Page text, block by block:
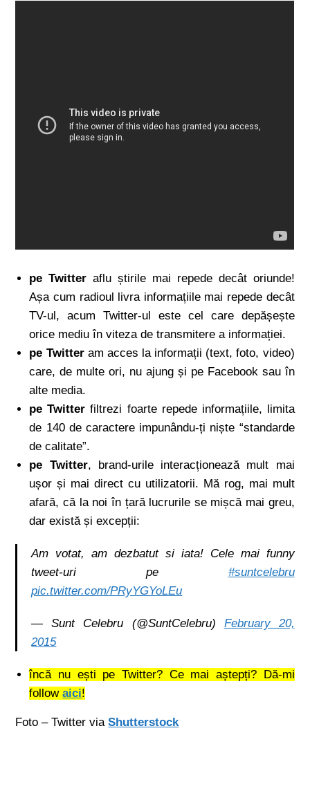
pe Twitter aflu știrile mai repede decât oriunde!
Așa cum radioul livra informațiile mai repede decât
TV-ul, acum Twitter-ul este cel care depășește
orice mediu în viteza de transmitere a informației.
pe Twitteram acces la informații (text, foto, video)
care, de multe ori, nu ajung și pe Facebook sau în
alte media.
pe Twitter filtrezi foarte repede informațiile, limita
de 140 de caractere impunându-ți niște “standarde
de calitate”.
pe Twitter, brand-urile interacționează mult mai
ușor și mai direct cu utilizatorii. Mă rog, mai mult
afară, că la noi în țară lucrurile se mișcă mai greu,
dar există și excepții:
Am votat, am dezbatut si iata! Cele mai funny
tweet-uri pe #suntcelebru
pic.twitter.com/PRyYGYoLEu
— Sunt Celebru (@SuntCelebru) February 20,
2015
încă nu ești pe Twitter? Ce mai aștepți? Dă-mi
followaici!
Foto – Twitter viaShutterstock